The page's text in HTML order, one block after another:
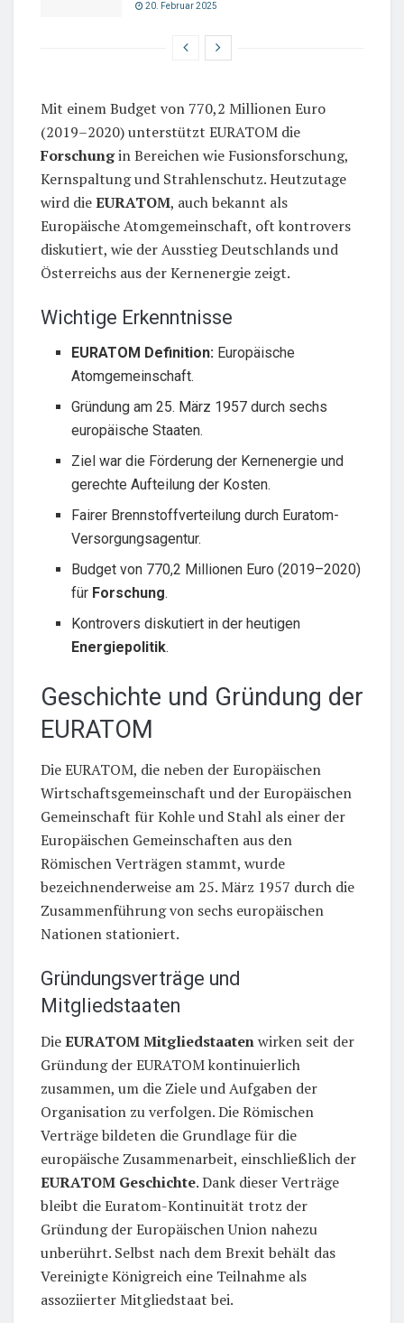
20. Februar 2025
Mit einem Budget von 770,2 Millionen Euro
(2019–2020) unterstützt EURATOM die
Forschungin Bereichen wie Fusionsforschung,
Kernspaltung und Strahlenschutz. Heutzutage
wird dieEURATOM, auch bekannt als
Europäische Atomgemeinschaft, oft kontrovers
diskutiert, wie der Ausstieg Deutschlands und
Österreichs aus der Kernenergie zeigt.
Wichtige Erkenntnisse
EURATOM Definition: Europäische
Atomgemeinschaft.
Gründung am 25. März 1957 durch sechs
europäische Staaten.
Ziel war die Förderung der Kernenergie und
gerechte Aufteilung der Kosten.
Fairer Brennstoffverteilung durch Euratom-
Versorgungsagentur.
Budget von 770,2 Millionen Euro (2019–2020)
für Forschung.
Kontrovers diskutiert in der heutigen
Energiepolitik.
Geschichte und Gründung der
EURATOM
Die EURATOM, die neben der Europäischen
Wirtschaftsgemeinschaft und der Europäischen
Gemeinschaft für Kohle und Stahl als einer der
Europäischen Gemeinschaften aus den
Römischen Verträgen stammt, wurde
bezeichnenderweise am 25. März 1957 durch die
Zusammenführung von sechs europäischen
Nationen stationiert.
Gründungsverträge und
Mitgliedstaaten
DieEURATOM Mitgliedstaatenwirken seit der
Gründung der EURATOM kontinuierlich
zusammen, um die Ziele und Aufgaben der
Organisation zu verfolgen. Die Römischen
Verträge bildeten die Grundlage für die
europäische Zusammenarbeit, einschließlich der
EURATOM Geschichte. Dank dieser Verträge
bleibt die Euratom-Kontinuität trotz der
Gründung der Europäischen Union nahezu
unberührt. Selbst nach dem Brexit behält das
Vereinigte Königreich eine Teilnahme als
assoziierter Mitgliedstaat bei.